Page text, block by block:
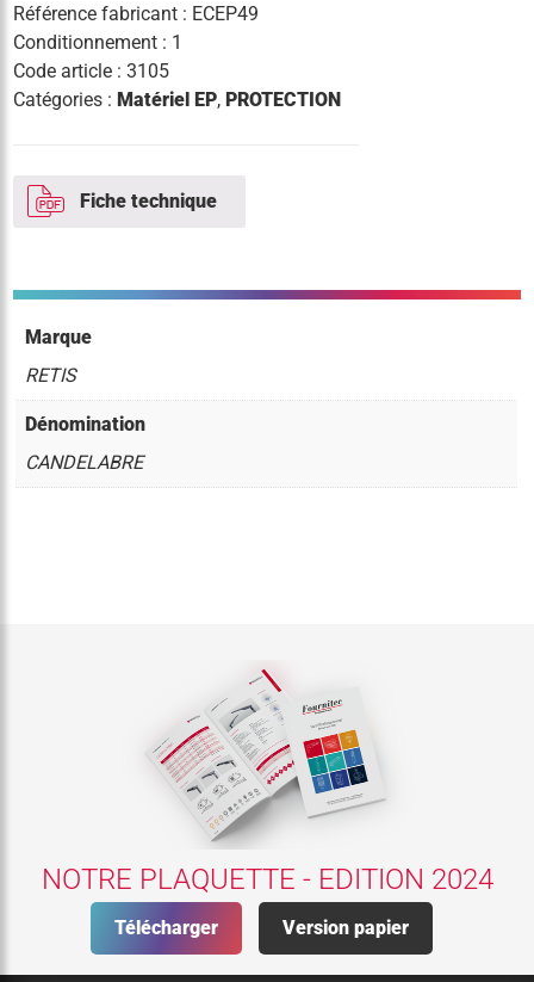
1m
Référence fabricant : ECEP49
Conditionnement : 1
Code article :3105
Catégories :Matériel EP,PROTECTION
Fiche technique
Marque
RETIS
Dénomination
CANDELABRE
NOTRE PLAQUETTE - EDITION 2024
Télécharger Version papier